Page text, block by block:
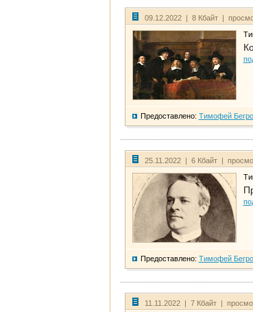
09.12.2022 | 8 Кбайт |
Предоставлено: Тимофей
25.11.2022 | 6 Кбайт |
Предоставлено: Тимофей
11.11.2022 | 7 Кбайт |